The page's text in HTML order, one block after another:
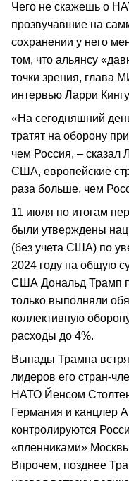
Чего не скажешь о
прозвучавшие на
сохранении у него
том, что альянсу
точки зрения, глава
интервью Ларри
«На сегодняшний
тратят на оборону
чем Россия, – сказал
США, европейские
раза больше, чем
11 июля по итогам
были утверждены
(без учета США) по
2024 году на общую
США Дональд Трамп
только выполняли
коллективную
расходы до 4%.
Выпады Трампа
лидеров его стран-
НАТО Йенсом
Германия и канцлер
контролируются
«пленниками»
Впрочем, позднее